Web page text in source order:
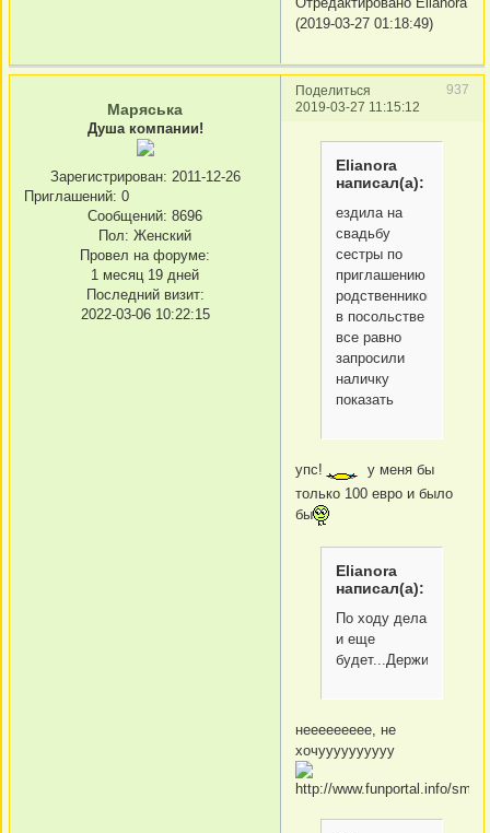
(2019-03-27 01:18:49)
Поделиться
937
2019-03-27 11:15:12
Маряська
Душа компании!
Зарегистрирован: 2011-12-26
Приглашений: 0
Сообщений: 8696
Пол: Женский
Провел на форуме:
1 месяц 19 дней
Последний визит:
2022-03-06 10:22:15
Elianora
написал(а):
ездила на
свадьбу
сестры по
приглашению
родственников:
в посольстве
все равно
запросили
наличку
показать
упс!
у меня бы
только 100 евро и было
бы
Elianora
написал(а):
По ходу дела
и еще
будет...Держитесь!!!
неееееееее, не
хочуууууууууу